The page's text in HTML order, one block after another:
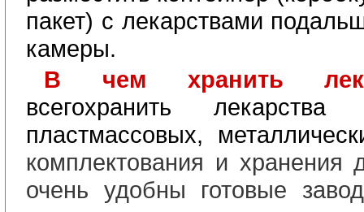
пакет) с лекарствами
камеры.
В чем хранить
всегохранить лекарства
пластмассовых,
комплектования и хранения
очень удобны готовые